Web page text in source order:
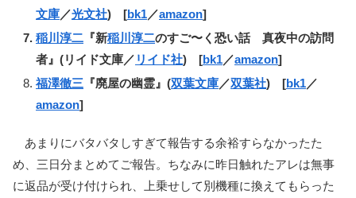
文庫／光文社) [bk1／amazon]
稲川淳二 『新稲川淳二のすご〜く恐い話 真夜中の訪問
者』(リイド文庫／ リイド社) [bk1／amazon]
福澤徹三 『廃屋の幽霊』(双葉文庫／双葉社) [bk1／
amazon]
あまりにバタバタしすぎて報告する余裕すらなかったた
め、三日分まとめてご報告。ちなみに昨日触れたアレは無事
に返品が受け付けられ、上乗せして別機種に換えてもらった